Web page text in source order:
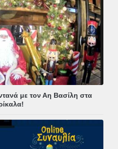
με τον Αη Βασίλη στα